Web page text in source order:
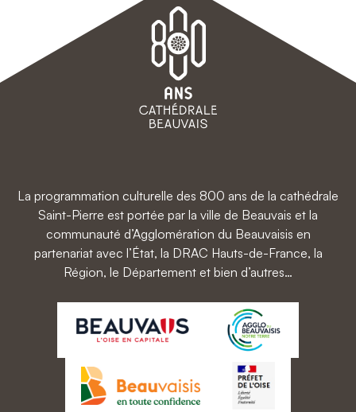
La programmation culturelle des 800 ans de la cathédrale
Saint-Pierre est portée par la ville de Beauvais et la
communauté d’Agglomération du Beauvaisis en
partenariat avec l’État, la DRAC Hauts-de-France, la
Région, le Département et bien d’autres…